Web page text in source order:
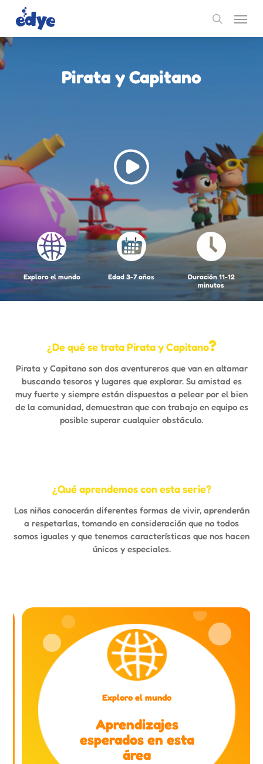
main
content
search
Menu
Pirata y Capitano
Exploro el mundo Edad 3-7 años
Duración 11-12
minutos
¿De qué se trata Pirata y Capitano?
Pirata y Capitano son dos aventureros que van en altamar
buscando tesoros y lugares que explorar. Su amistad es
muy fuerte y siempre están dispuestos a pelear por el bien
de la comunidad, demuestran que con trabajo en equipo es
posible superar cualquier obstáculo.
¿Qué aprendemos con esta serie?
Los niños conocerán diferentes formas de vivir, aprenderán
a respetarlas, tomando en consideración que no todos
somos iguales y que tenemos características que nos hacen
únicos y especiales.
Exploro el mundo
Aprendizajes
esperados en esta
área